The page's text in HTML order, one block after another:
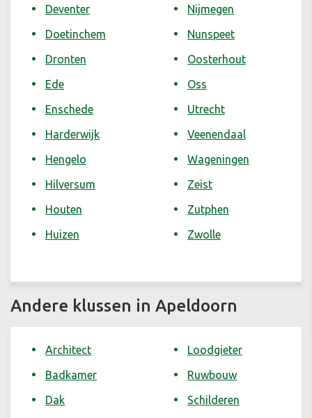
Deventer
Doetinchem
Dronten
Ede
Enschede
Harderwijk
Hengelo
Hilversum
Houten
Huizen
Nijmegen
Nunspeet
Oosterhout
Oss
Utrecht
Veenendaal
Wageningen
Zeist
Zutphen
Zwolle
Andere klussen in Apeldoorn
Architect
Badkamer
Dak
Loodgieter
Ruwbouw
Schilderen